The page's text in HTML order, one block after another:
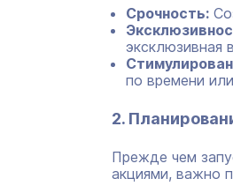
Срочность:
эксклюзивная
по времени
2.
Прежде чем
акциями, важно